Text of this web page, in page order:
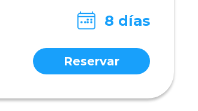
8 días
Reservar